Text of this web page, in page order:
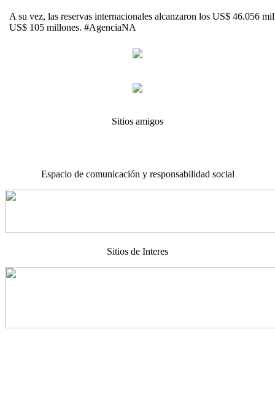
A su vez, las reservas internacionales alcanzaron los US$ 46.056
US$ 105 millones. #AgenciaNA
Sitios amigos
Espacio de comunicación y responsabilidad social
Sitios de Interes